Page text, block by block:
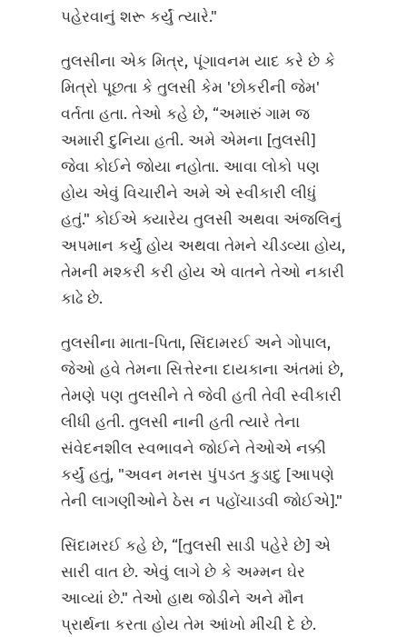
પહેરવાનું શરૂ કર્યું ત્યારે."
તુલસીના એક મિત્ર, પૂંગાવનમ યાદ કરે છે કે
મિત્રો પૂછતા કે તુલસી કેમ 'છોકરીની જેમ'
વર્તતા હતા. તેઓ કહે છે, “અમારું ગામ જ
અમારી દુનિયા હતી. અમે એમના [તુલસી]
જેવા કોઈને જોયા નહોતા. આવા લોકો પણ
હોય એવું વિચારીને અમે એ સ્વીકારી લીધું
હતું." કોઈએ ક્યારેય તુલસી અથવા અંજલિનું
અપમાન કર્યું હોય અથવા તેમને ચીડવ્યા હોય,
તેમની મશ્કરી કરી હોય એ વાતને તેઓ નકારી
કાઢે છે.
તુલસીના માતા-પિતા, સિંદામરઈ અને ગોપાલ,
જેઓ હવે તેમના સિત્તેરના દાયકાના અંતમાં છે,
તેમણે પણ તુલસીને તે જેવી હતી તેવી સ્વીકારી
લીધી હતી. તુલસી નાની હતી ત્યારે તેના
સંવેદનશીલ સ્વભાવને જોઈને તેઓએ નક્કી
કર્યું હતું, "અવન મનસ પુંપડત કુડાદુ [આપણે
તેની લાગણીઓને ઠેસ ન પહોંચાડવી જોઈએ]."
સિંદામરઈ કહે છે, “[તુલસી સાડી પહેરે છે] એ
સારી વાત છે. એવું લાગે છે કે અમ્મન ઘેર
આવ્યાં છે." તેઓ હાથ જોડીને અને મૌન
પ્રાર્થના કરતા હોય તેમ આંખો મીંચી દે છે.